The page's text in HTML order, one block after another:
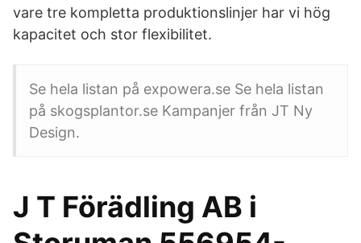
vare tre kompletta produktionslinjer har vi hög
kapacitet och stor flexibilitet.
Se hela listan på expowera.se Se hela listan
på skogsplantor.se Kampanjer från JT Ny
Design.
J T Förädling AB i